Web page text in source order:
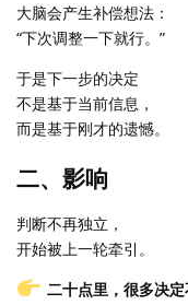
大脑会产生补偿想法：
“下次调整一下就行。”
于是下一步的决定
不是基于当前信息，
而是基于刚才的遗憾。
二、影响
判断不再独立，
开始被上一轮牵引。
二十点里，很多决定